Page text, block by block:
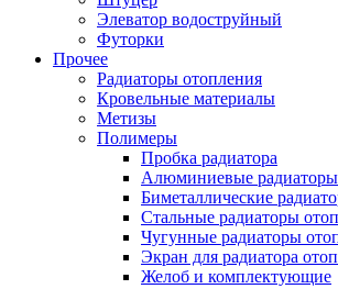
Элеватор водоструйный
Футорки
Прочее
Радиаторы отопления
Кровельные материалы
Метизы
Полимеры
Пробка радиатора
Алюминиевые радиаторы
Биметаллические
Стальные радиаторы
Чугунные радиаторы
Экран для радиатора
Желоб и комплектующие